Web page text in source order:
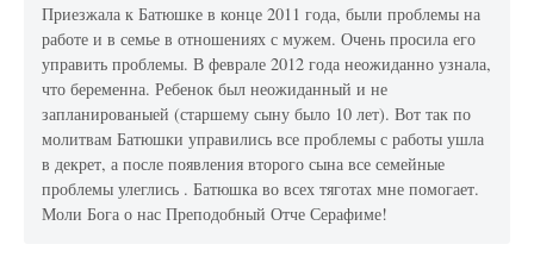
Приезжала к Батюшке в конце 2011 года, были проблемы на
работе и в семье в отношениях с мужем. Очень просила его
управить проблемы. В феврале 2012 года неожиданно узнала,
что беременна. Ребенок был неожиданный и не
запланированыей (старшему сыну было 10 лет). Вот так по
молитвам Батюшки управились все проблемы с работы ушла
в декрет, а после появления второго сына все семейные
проблемы улеглись . Батюшка во всех тяготах мне помогает.
Моли Бога о нас Преподобный Отче Серафиме!